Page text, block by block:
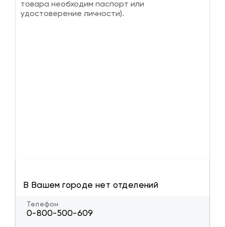
товара необходим паспорт или
удостоверение личности).
В Вашем городе нет отделений
Телефон
0-800-500-609